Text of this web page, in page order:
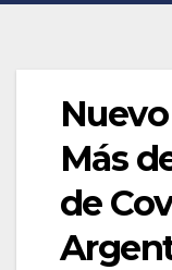
Más
de